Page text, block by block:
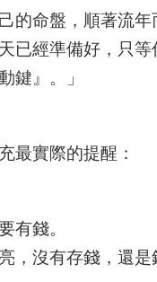
的命盤，順著流年
已經準備好，只等
鍵』。」
最實際的提醒：
有錢。
，沒有存錢，還是